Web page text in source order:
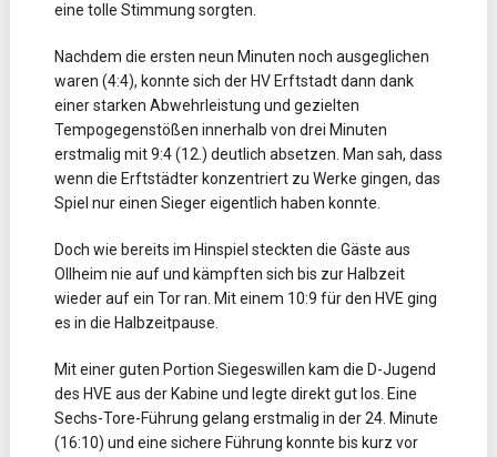
eine tolle Stimmung sorgten.
Nachdem die ersten neun Minuten noch ausgeglichen
waren (4:4), konnte sich der HV Erftstadt dann dank
einer starken Abwehrleistung und gezielten
Tempogegenstößen innerhalb von drei Minuten
erstmalig mit 9:4 (12.) deutlich absetzen. Man sah, dass
wenn die Erftstädter konzentriert zu Werke gingen, das
Spiel nur einen Sieger eigentlich haben konnte.
Doch wie bereits im Hinspiel steckten die Gäste aus
Ollheim nie auf und kämpften sich bis zur Halbzeit
wieder auf ein Tor ran. Mit einem 10:9 für den HVE ging
es in die Halbzeitpause.
Mit einer guten Portion Siegeswillen kam die D-Jugend
des HVE aus der Kabine und legte direkt gut los. Eine
Sechs-Tore-Führung gelang erstmalig in der 24. Minute
(16:10) und eine sichere Führung konnte bis kurz vor